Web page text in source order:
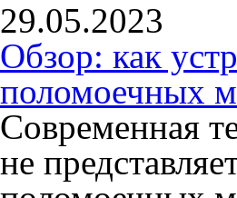
29.05.2023
Обзор: как
поломоечных
Современная
не